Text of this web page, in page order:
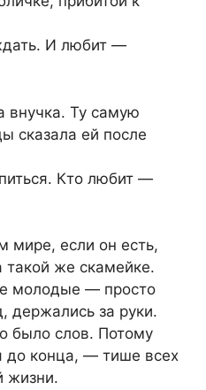
И любит —
внучка. Ту самую
сказала ей после
Кто любит —
мире, если он есть,
же скамейке.
молодые — просто
держались за руки.
было слов. Потому
до конца, — тише всех
жизни.